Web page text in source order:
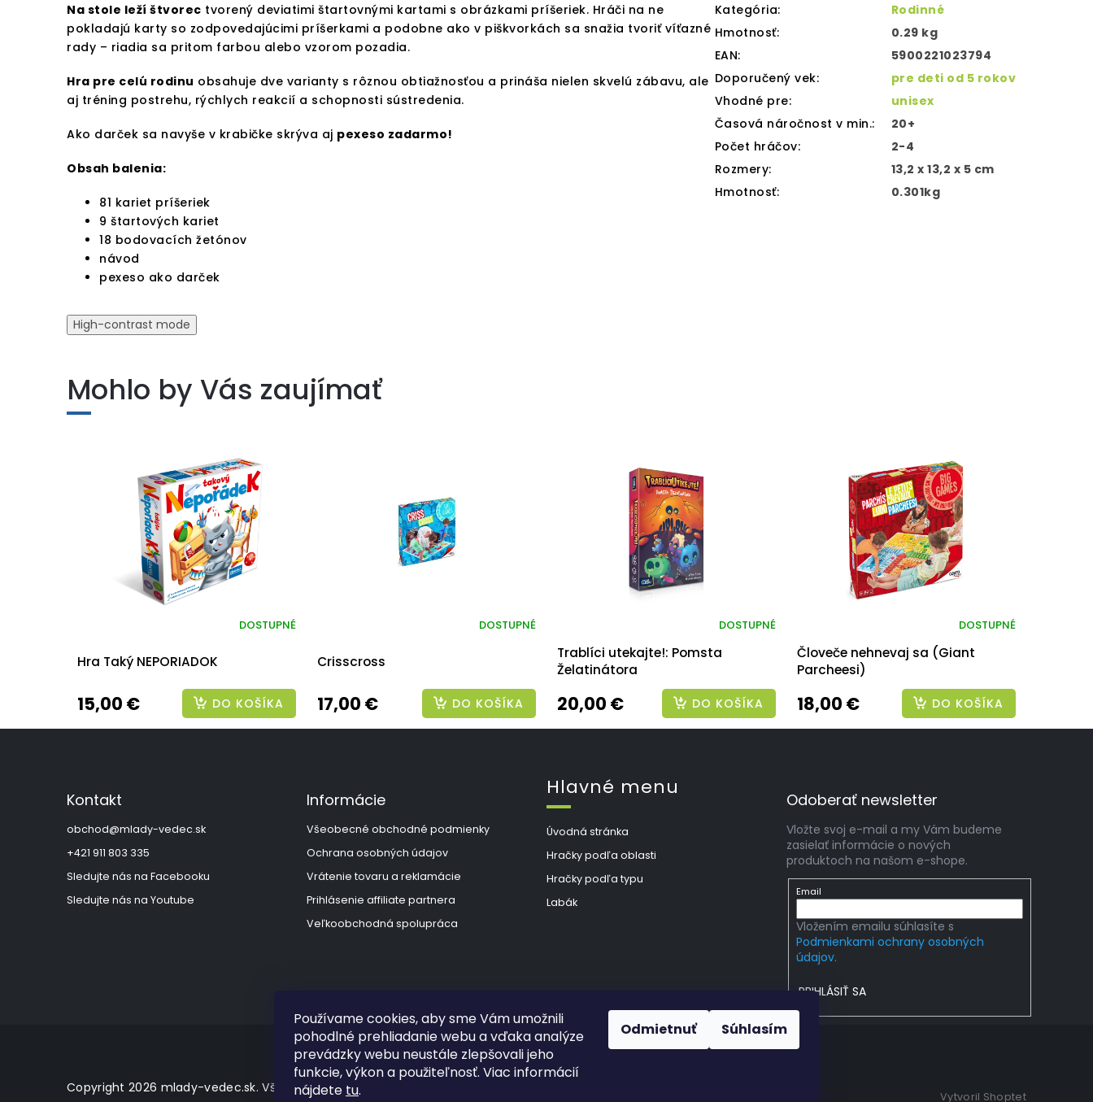
Používame cookies, aby sme Vám umožnili
pohodlné prehliadanie webu a vďaka analýze
prevádzky webu neustále zlepšovali jeho
funkcie, výkon a použiteľnosť. Viac informácií
nájdete tu.
Odmietnuť Súhlasím
Na stole leží štvorec tvorený deviatimi štartovnými kartami s obrázkami príšeriek. Hráči na ne
pokladajú karty so zodpovedajúcimi príšerkami a podobne ako v piškvorkách sa snažia tvoriť víťazné
rady – riadia sa pritom farbou alebo vzorom pozadia.
Hra pre celú rodinu obsahuje dve varianty s rôznou obtiažnosťou a prináša nielen skvelú zábavu, ale
aj tréning postrehu, rýchlych reakcií a schopnosti sústredenia.
Ako darček sa navyše v krabičke skrýva aj pexeso zadarmo!
Obsah balenia:
81 kariet príšeriek
9 štartových kariet
18 bodovacích žetónov
návod
pexeso ako darček
Kategória:
Rodinné
Hmotnosť:
0.29 kg
EAN:
5900221023794
Doporučený vek:
pre deti od 5 rokov
Vhodné pre:
unisex
Časová náročnost v min.:
20+
Počet hráčov:
2-4
Rozmery:
13,2 x 13,2 x 5 cm
Hmotnosť: 0.301kg
High-contrast mode
Mohlo by Vás zaujímať
Hra Taký NEPORIADOK
DOSTUPNÉ
15,00 € DO KOŠÍKA
Crisscross
DOSTUPNÉ
17,00 € DO KOŠÍKA
Trablíci utekajte!: Pomsta
Želatinátora
DOSTUPNÉ
20,00 € DO KOŠÍKA
Človeče nehnevaj sa (Giant
Parcheesi)
DOSTUPNÉ
18,00 € DO KOŠÍKA
Z
Kontakt
obchod@mlady-vedec.sk
+421 911 803 335
Sledujte nás na Facebooku
Sledujte nás na Youtube
Informácie
Všeobecné obchodné podmienky
Ochrana osobných údajov
Vrátenie tovaru a reklamácie
Prihlásenie affiliate partnera
Veľkoobchodná spolupráca
Hlavné menu
Úvodná stránka
Hračky podľa oblasti
Hračky podľa typu
Labák
Odoberať newsletter
Vložte svoj e-mail a my Vám budeme
zasielať informácie o nových
produktoch na našom e-shope.
Email
Vložením emailu súhlasíte s
Podmienkami ochrany osobných
údajov.
PRIHLÁSIŤ SA
Vytvoril Shoptet
Copyright 2026 mlady-vedec.sk. Všetky práva vyhradené.